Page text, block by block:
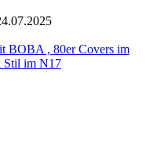
, 80er Covers im
Stil im N17